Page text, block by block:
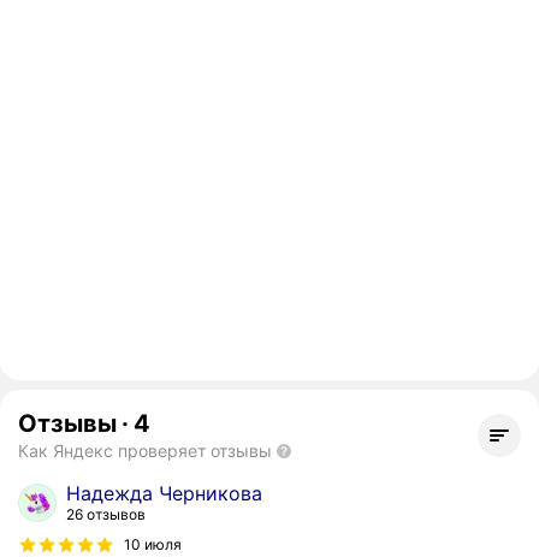
Отзывы · 4
Как Яндекс проверяет отзывы
Надежда Черникова
26 отзывов
10 июля